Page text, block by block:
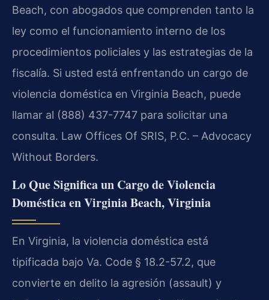
Beach, con abogados que comprenden tanto la
ley como el funcionamiento interno de los
procedimientos policiales y las estrategias de la
fiscalía. Si usted está enfrentando un cargo de
violencia doméstica en Virginia Beach, puede
llamar al (888) 437-7747 para solicitar una
consulta. Law Offices Of SRIS, P.C. – Advocacy
Without Borders.
Lo Que Significa un Cargo de Violencia
Doméstica en Virginia Beach, Virginia
En Virginia, la violencia doméstica está
tipificada bajo Va. Code § 18.2-57.2, que
convierte en delito la agresión (assault) y